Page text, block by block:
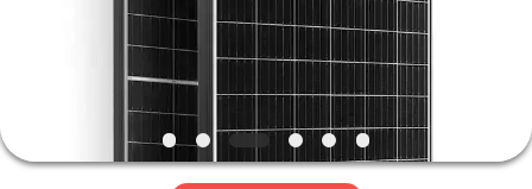
KONTROL
KUALITAS